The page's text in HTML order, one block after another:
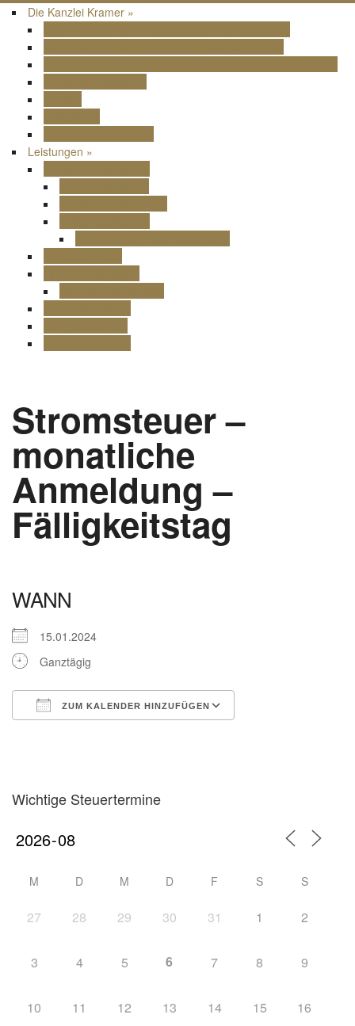
Die Kanzlei Kramer »
Leistungen »
Stromsteuer –
monatliche
Anmeldung –
Fälligkeitstag
WANN
15.01.2024
Ganztägig
ZUM KALENDER HINZUFÜGEN
Wichtige Steuertermine
M D M D F S S
27 28 29 30 31 1 2
3 4 5 6 7 8 9
10 11 12 13 14 15 16